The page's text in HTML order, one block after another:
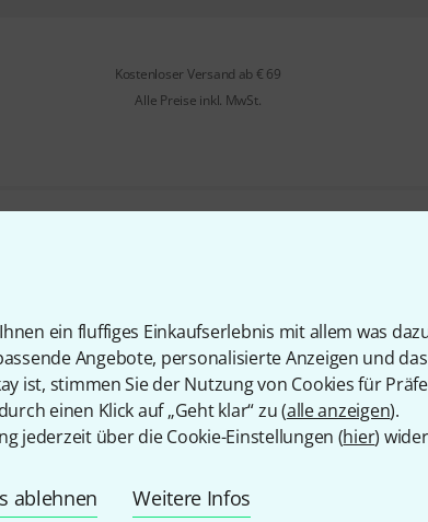
ein fluffiges Einkaufserlebnis mit allem was
Angebote, personalisierte Anzeigen und
ist, stimmen Sie der Nutzung von Cookies für
einen Klick auf „Geht klar“ zu (alle anzeigen).
jederzeit über die Cookie-Einstellungen (hier)
ablehnen Weitere Infos
Kostenloser Versand ab € 69
Alle Preise inkl. MwSt.
E-Mail-Adresse*